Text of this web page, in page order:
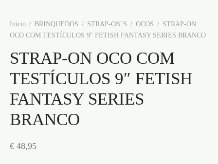
Início / BRINQUEDOS / STRAP-ON´S / OCOS / STRAP-ON
OCO COM TESTÍCULOS 9″ FETISH FANTASY SERIES BRANCO
STRAP-ON OCO COM
TESTÍCULOS 9″ FETISH
FANTASY SERIES
BRANCO
€ 48,95